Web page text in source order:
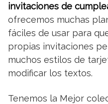
invitaciones de
ofrecemos muchas
fáciles de usar para
propias invitaciones
muchos estilos de
modificar los textos.
Tenemos la Mejor